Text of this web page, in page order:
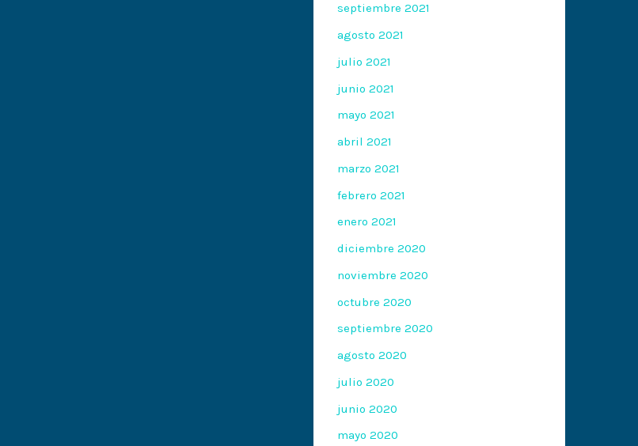
septiembre 2021
agosto 2021
julio 2021
junio 2021
mayo 2021
abril 2021
marzo 2021
febrero 2021
enero 2021
diciembre 2020
noviembre 2020
octubre 2020
septiembre 2020
agosto 2020
julio 2020
junio 2020
mayo 2020